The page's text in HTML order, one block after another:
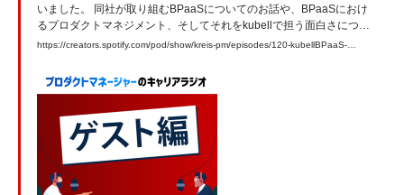
いました。 同社が取り組むBPaaSについてのお話や、BPaaSにおけ
るプロダクトマネジメント、そしてそれをkubellで担う面白さについ
てインタビュー形式でお届けします。 第一回は、 ・BPaaSって何？
た。 ----------------------------------------------- ご質問、リクエストは下記
からどうぞ https://forms.gle/bvuWWPu1AjAb7Sse6 -----------------------
------------------------ ▼PMキャリアのあれこれはnoteにも！
https://note.com/pdm_kandc/ ----------------------------------------------- 配
信：隔週木曜日11時頃（たまに毎週配信） 出演： 桐谷 豪氏（株式会
社kubell/執行役員 兼 インキュベーション本部長 ） 山本航 （クライ
ス＆カンパニー/コンサルタント） www.kandc.com/eng/?
utm_source=podcast&utm_medium=referral&utm_campaign=pdm
https://creators.spotify.com/pod/show/kreis-pm/episodes/120-kubellBPaaS-